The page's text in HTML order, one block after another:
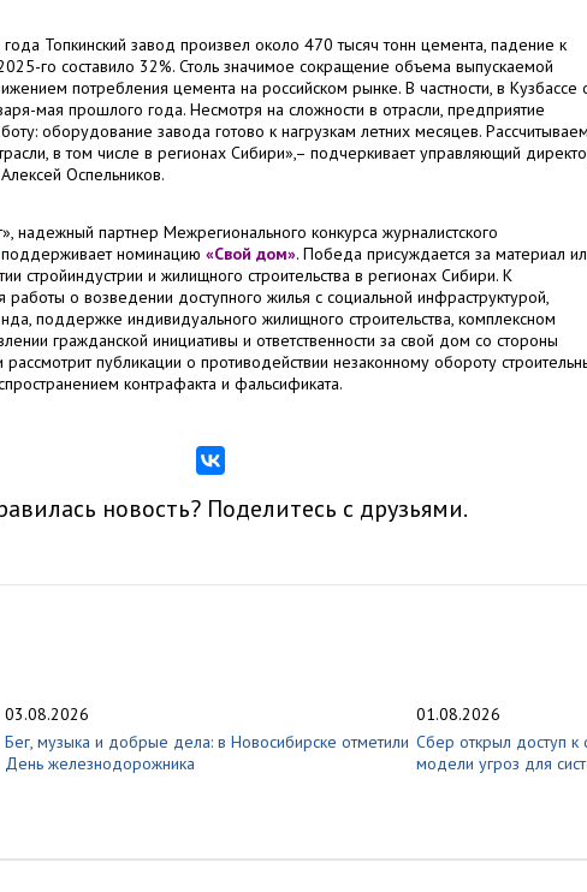
Топкинский завод произвел около 470 тысяч тонн цемента, падение к
го составило 32%. Столь значимое сокращение объема выпускаемой
потребления цемента на российском рынке. В частности, в Кузбассе
мая прошлого года. Несмотря на сложности в отрасли, предприятие
оборудование завода готово к нагрузкам летних месяцев.
в том числе в регионах Сибири»,– подчеркивает управляющий
Оспельников.
надежный партнер Межрегионального конкурса журналистского
поддерживает номинацию«Свой дом». Победа присуждается за материал
стройиндустрии и жилищного строительства в регионах Сибири. К
о возведении доступного жилья с социальной инфраструктурой,
поддержке индивидуального жилищного строительства, комплексном
гражданской инициативы и ответственности за свой дом со стороны
публикации о противодействии незаконному обороту
контрафакта и фальсификата.
новость? Поделитесь с друзьями.
03.08.2026
Бег, музыка и добрые дела: в Новосибирске отметили
День железнодорожника
01.08.2026
Сбер открыл доступ к
модели угроз для